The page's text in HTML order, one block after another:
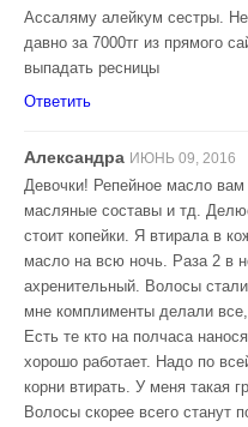
Ассаляму алейкум сестры.
давно за 7000тг из прямого
выпадать ресницы
Ответить
Александра ИЮНЬ 09, 2016
Девочки! Репейное масло
масляные составы и тд.
стоит копейки. Я втирала в
масло на всю ночь. Раза 2 в
ахренительный. Волосы
мне комплименты делали все,
Есть те кто на полчаса
хорошо работает. Надо по
корни втирать. У меня такая
Волосы скорее всего станут